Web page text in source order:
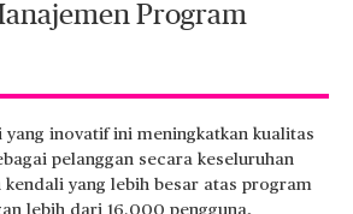
Program
inovatif ini meningkatkan kualitas
pelanggan secara keseluruhan
kendali yang lebih besar atas program
lebih dari 16.000 pengguna,